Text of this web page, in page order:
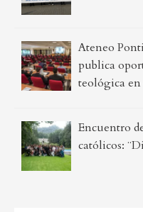
Ateneo
publica
teológica en
Encuentro
católicos: